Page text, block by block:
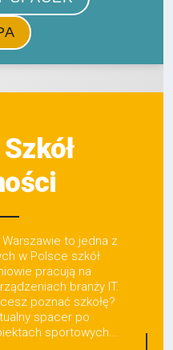
to jedna z
w Polsce szkół
pracują na
branży IT.
poznać szkołę?
spacer po
sportowych...